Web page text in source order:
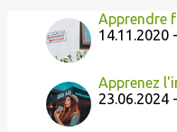
Apprendre
14.11.2020
Apprenez
23.06.2024